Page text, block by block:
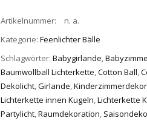
Artikelnummer:
n. a.
Kategorie: Feenlichter Bälle
Schlagwörter: Babygirlande,
Baumwollball Lichterkette,Cotton Ball,
Dekolicht,Girlande,
Lichterkette innen Kugeln,Lichterkette
Partylicht,Raumdekoration,